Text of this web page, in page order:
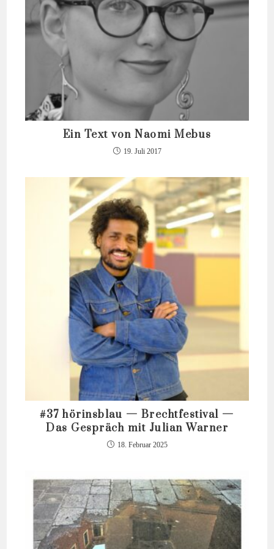
Ein Text von Naomi Mebus
19. Juli 2017
#37 hörinsblau — Brechtfestival —
Das Gespräch mit Julian Warner
18. Februar 2025